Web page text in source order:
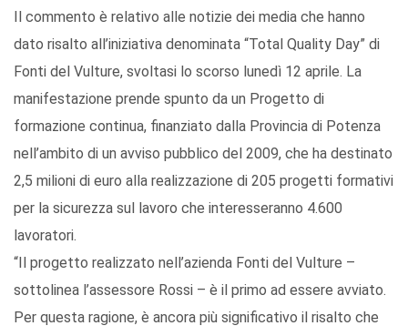
Il commento è relativo alle notizie dei media che hanno
dato risalto all’iniziativa denominata “Total Quality Day” di
Fonti del Vulture, svoltasi lo scorso lunedì 12 aprile. La
manifestazione prende spunto da un Progetto di
formazione continua, finanziato dalla Provincia di Potenza
nell’ambito di un avviso pubblico del 2009, che ha destinato
2,5 milioni di euro alla realizzazione di 205 progetti formativi
per la sicurezza sul lavoro che interesseranno 4.600
lavoratori.
“Il progetto realizzato nell’azienda Fonti del Vulture –
sottolinea l’assessore Rossi – è il primo ad essere avviato.
Per questa ragione, è ancora più significativo il risalto che